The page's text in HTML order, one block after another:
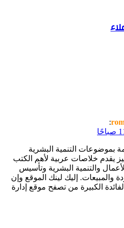
:
بموضوعات التنمية البشرية
يقدم خلاصات عربية لأهم الكتب
والتنمية البشرية وتأسيس
والمبيعات. إليك لينك الموقع وإن
الكبيرة من تصفح موقع إدارة